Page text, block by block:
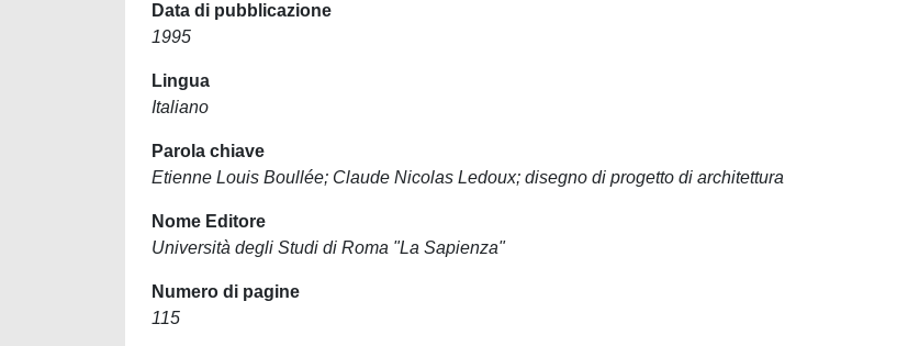
Data di pubblicazione
1995
Lingua
Italiano
Parola chiave
Etienne Louis Boullée; Claude Nicolas Ledoux; disegno di progetto di architettura
Nome Editore
Università degli Studi di Roma "La Sapienza"
Numero di pagine
115